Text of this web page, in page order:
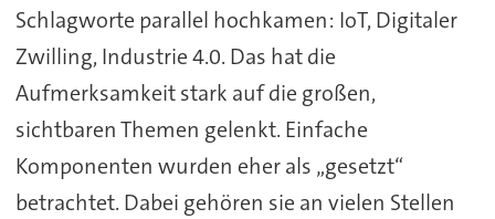
Schlagworte parallel hochkamen: IoT, Digitaler
Zwilling, Industrie 4.0. Das hat die
Aufmerksamkeit stark auf die großen,
sichtbaren Themen gelenkt. Einfache
Komponenten wurden eher als „gesetzt“
betrachtet. Dabei gehören sie an vielen Stellen